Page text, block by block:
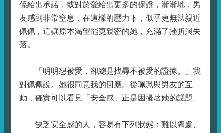
係給出承諾，或對於愛給出更多的保證，漸漸地，男
友感到非常窒息，在這樣的壓力下，似乎更無法親近
佩佩，這讓原本渴望能更親密的她，充滿了挫折與失
落。
「明明想被愛，卻總是找尋不被愛的證據。」我
對佩佩說。她很同意我的回應。從珮珮與男友的互
動，確實可以看見「安全感」正是困擾著她的議題。
缺乏安全感的人，容易有下列狀態：難以獨處、